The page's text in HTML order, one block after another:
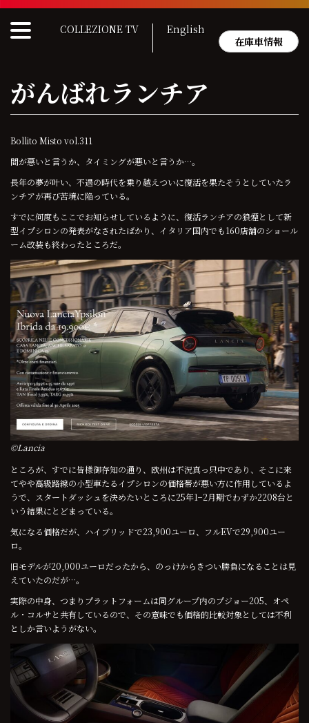
Skip
content
COLLEZIONE TV
English
在庫車情報
がんばれランチア
Bollito Misto vol.311
間が悪いと言うか、タイミングが悪いと言うか…。
長年の夢が叶い、不遇の時代を乗り越えついに復活を果たそうとしていたラ
ンチアが再び苦境に陥っている。
すでに何度もここでお知らせしているように、復活ランチアの狼煙として新
型イプシロンの発表がなされたばかり、イタリア国内でも160店舗のショール
ーム改装も終わったところだ。
©Lancia
ところが、すでに皆様御存知の通り、欧州は不況真っ只中であり、そこに来
てやや高級路線の小型車たるイプシロンの価格帯が悪い方に作用しているよ
うで、スタートダッシュを決めたいところに25年1−2月期でわずか2208台と
いう結果にとどまっている。
気になる価格だが、ハイブリッドで23,900ユーロ、フルEVで29,900ユー
ロ。
旧モデルが20,000ユーロだったから、のっけからきつい勝負になることは見
えていたのだが…。
実際の中身、つまりプラットフォームは同グループ内のプジョー205、オペ
ル・コルサと共有しているので、その意味でも価格的比較対象としては不利
としか言いようがない。